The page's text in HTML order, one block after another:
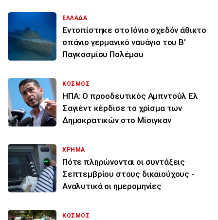
ΕΛΛΑΔΑ
Εντοπίστηκε στο Ιόνιο σχεδόν άθικτο
σπάνιο γερμανικό ναυάγιο του Β’
Παγκοσμίου Πολέμου
ΚΟΣΜΟΣ
ΗΠΑ: Ο προοδευτικός Αμπντούλ Ελ
Σαγιέντ κέρδισε το χρίσμα των
Δημοκρατικών στο Μίσιγκαν
ΧΡΗΜΑ
Πότε πληρώνονται οι συντάξεις
Σεπτεμβρίου στους δικαιούχους -
Αναλυτικά οι ημερομηνίες
ΚΟΣΜΟΣ